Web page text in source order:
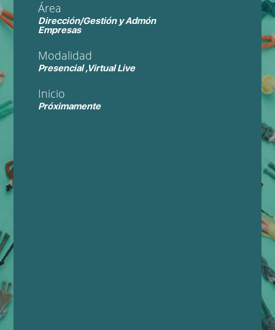
Área
Dirección/Gestión y Admón
Empresas
Modalidad
Presencial ,Virtual Live
Inicio
Próximamente